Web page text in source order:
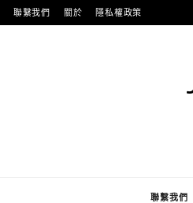
聯繫我們 關於 隱私權政策
聯繫我們